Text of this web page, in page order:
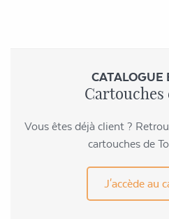
CATALOGUE
Cartouches
Vous êtes déjà client ?
cartouches de
J'accède au